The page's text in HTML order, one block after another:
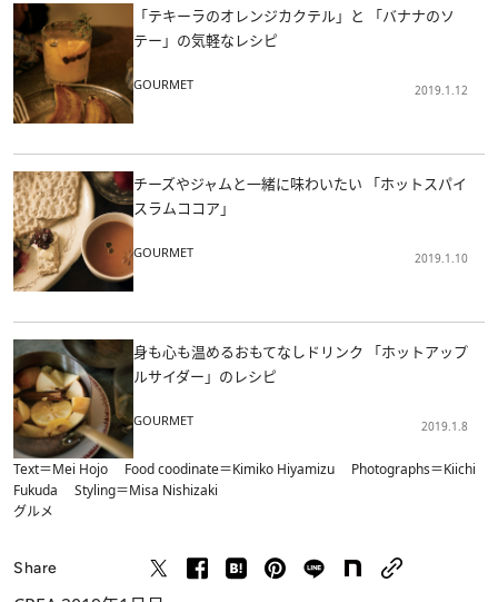
「テキーラのオレンジカクテル」と 「バナナのソ
テー」の気軽なレシピ
GOURMET 2019.1.12
チーズやジャムと一緒に味わいたい 「ホットスパイ
スラムココア」
GOURMET 2019.1.10
身も心も温めるおもてなしドリンク 「ホットアップ
ルサイダー」のレシピ
GOURMET 2019.1.8
Text＝Mei Hojo Food coodinate＝Kimiko Hiyamizu Photographs＝Kiichi
Fukuda Styling＝Misa Nishizaki
グルメ
Share